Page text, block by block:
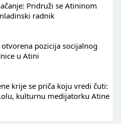
Pridruži se Atininom
radnik
otvorena pozicija socijalnog
u Atini
krije se priča koju vredi čuti:
kulturnu medijatorku Atine